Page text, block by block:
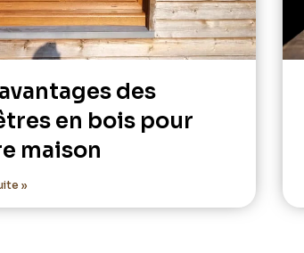
des
en bois pour
maison
»